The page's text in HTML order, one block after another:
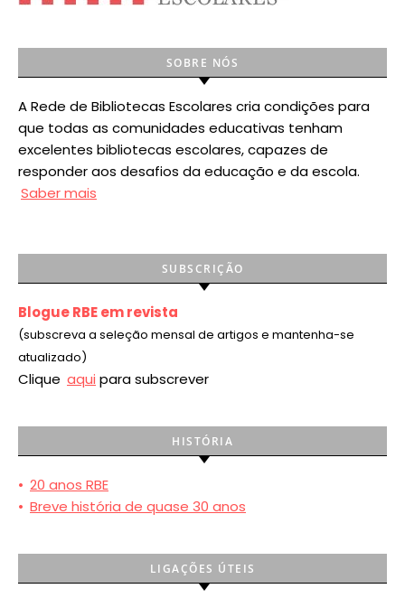
SOBRE NÓS
A Rede de Bibliotecas Escolares cria condições para
que todas as comunidades educativas tenham
excelentes bibliotecas escolares, capazes de
responder aos desafios da educação e da escola.
Saber mais
SUBSCRIÇÃO
Blogue RBE em revista
(subscreva a seleção mensal de artigos e mantenha-se
atualizado)
Clique aqui para subscrever
HISTÓRIA
• 20 anos RBE
• Breve história de quase 30 anos
LIGAÇÕES ÚTEIS